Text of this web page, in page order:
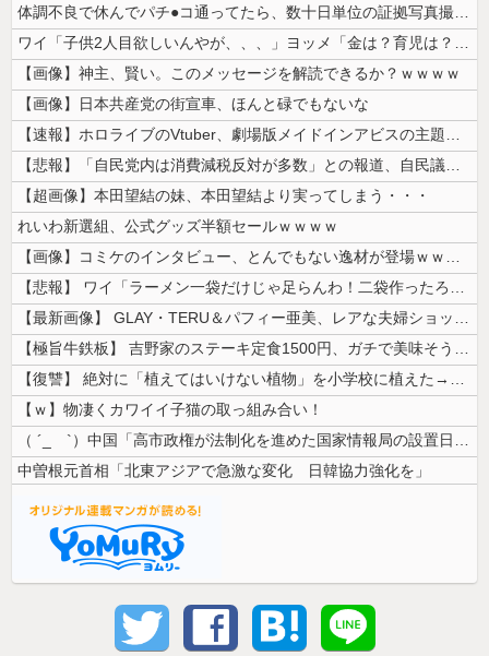
体調不良で休んでパチ●コ通ってたら、数十日単位の証拠写真撮られて会社ク...
ワイ「子供2人目欲しいんやが、、、」ヨッメ「金は？育児は？私の仕事は？...
【画像】神主、賢い。このメッセージを解読できるか？ｗｗｗｗ
【画像】日本共産党の街宣車、ほんと碌でもないな
【速報】ホロライブのVtuber、劇場版メイドインアビスの主題歌決定w...
【悲報】「自民党内は消費減税反対が多数」との報道、自民議員の内部証言と...
【超画像】本田望結の妹、本田望結より実ってしまう・・・
れいわ新選組、公式グッズ半額セールｗｗｗｗ
【画像】コミケのインタビュー、とんでもない逸材が登場ｗｗｗｗｗｗ 【P...
【悲報】 ワイ「ラーメン一袋だけじゃ足らんわ！二袋作ったろ！」→結果ｗ...
【最新画像】 GLAY・TERU＆パフィー亜美、レアな夫婦ショットを公...
【極旨牛鉄板】 吉野家のステーキ定食1500円、ガチで美味そうｗｗｗ
【復讐】 絶対に「植えてはいけない植物」を小学校に植えた→20年経って...
【ｗ】物凄くカワイイ子猫の取っ組み合い！
（ ´_ゝ`）中国「高市政権が法制化を進めた国家情報局の設置日が7月3...
中曽根元首相「北東アジアで急激な変化 日韓協力強化を」